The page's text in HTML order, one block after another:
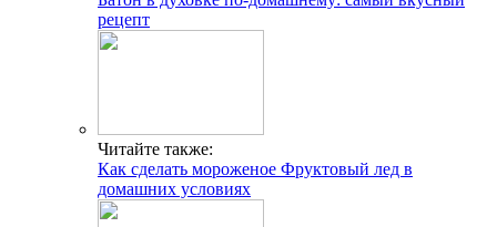
рецепт
Читайте также:
Как сделать мороженое Фруктовый лед в
домашних условиях